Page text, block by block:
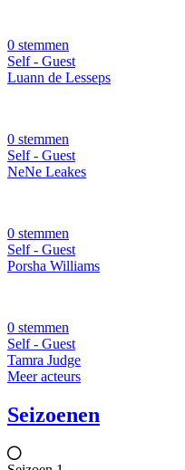
0 stemmen
Self - Guest
Luann de Lesseps
0 stemmen
Self - Guest
NeNe Leakes
0 stemmen
Self - Guest
Porsha Williams
0 stemmen
Self - Guest
Tamra Judge
Meer acteurs
Seizoenen